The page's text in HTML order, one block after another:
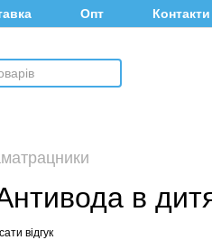
Опт Контакти
в
відгук